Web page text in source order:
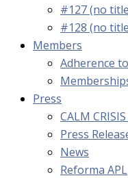
#127 (no
#128 (no
Members
Adherence
Press
CALM
Press
News
Reforma APL